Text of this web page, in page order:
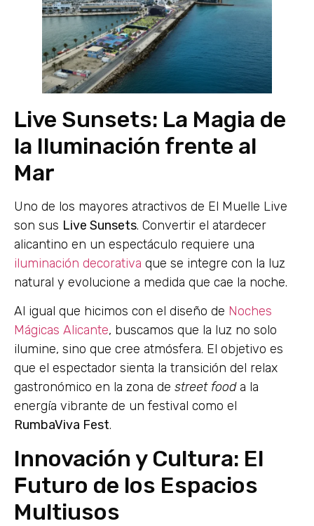
Live Sunsets: La Magia de
la Iluminación frente al
Mar
Uno de los mayores atractivos de El Muelle Live
son sus Live Sunsets. Convertir el atardecer
alicantino en un espectáculo requiere una
iluminación decorativa que se integre con la luz
natural y evolucione a medida que cae la noche.
Al igual que hicimos con el diseño de Noches
Mágicas Alicante, buscamos que la luz no solo
ilumine, sino que cree atmósfera. El objetivo es
que el espectador sienta la transición del relax
gastronómico en la zona de street fooda la
energía vibrante de un festival como el
RumbaViva Fest.
Innovación y Cultura: El
Futuro de los Espacios
Multiusos